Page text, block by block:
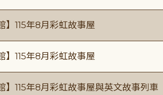
】115年8月彩虹故事屋
】115年8月彩虹故事屋
】115年8月彩虹故事屋與英文故事列車